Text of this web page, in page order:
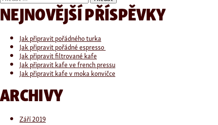
PŘÍSPĚVEK
NEJNOVĚJŠÍ PŘÍSPĚVKY
Jak připravit pořádného turka
Jak připravit pořádné espresso
Jak připravit filtrované kafe
Jak připravit kafe ve french pressu
Jak připravit kafe v moka konvičce
ARCHIVY
Září 2019